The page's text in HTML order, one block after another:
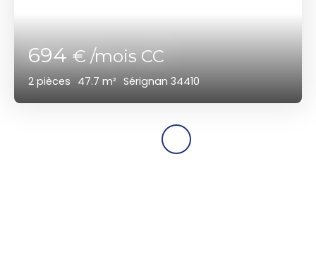
694€ /mois CC
2 pièces 47.7 m² Sérignan 34410